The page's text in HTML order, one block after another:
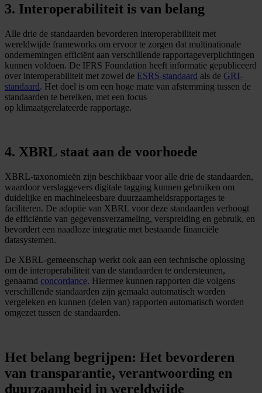
3. Interoperabiliteit is van belang
Alle drie de standaarden bevorderen interoperabiliteit met
wereldwijde frameworks om ervoor te zorgen dat multinationale
ondernemingen efficiënt aan verschillende rapportageverplichtingen
kunnen voldoen. De IFRS Foundation heeft informatie gepubliceerd
over interoperabiliteit met zowel de ESRS-standaard als de GRI-
standaard. Het doel is om een hoge mate van afstemming tussen de
standaarden te bereiken, met een focus
op klimaatgerelateerde rapportage.
4. XBRL staat aan de voorhoede
XBRL-taxonomieën zijn beschikbaar voor alle drie de standaarden,
waardoor verslaggevers digitale tagging kunnen gebruiken om
duidelijke en machineleesbare duurzaamheidsrapportages te
faciliteren. De adoptie van XBRL voor deze standaarden verhoogt
de efficiëntie van gegevensverzameling, verspreiding en gebruik, en
bevordert een naadloze integratie met bestaande financiële
datasystemen.
De XBRL-gemeenschap werkt ook aan een technische oplossing
om de interoperabiliteit van de standaarden te ondersteunen,
genaamd concordance. Hiermee kunnen rapporten die volgens
verschillende standaarden zijn gemaakt automatisch worden
vergeleken en kunnen (delen van) rapporten automatisch worden
omgezet tussen de standaarden.
Het belang begrijpen: Het bevorderen
van transparantie, verantwoording en
duurzaamheid in wereldwijde